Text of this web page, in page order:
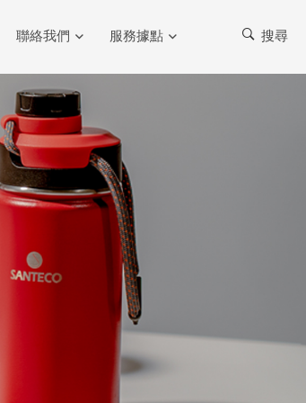
聯絡我們 服務據點 搜尋